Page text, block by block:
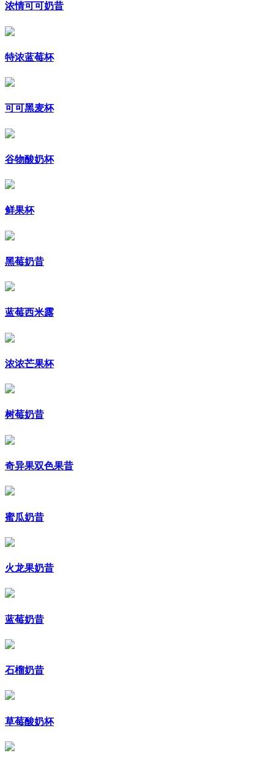
浓情可可奶昔
特浓蓝莓杯
可可黑麦杯
谷物酸奶杯
鲜果杯
黑莓奶昔
蓝莓西米露
浓浓芒果杯
树莓奶昔
奇异果双色果昔
蜜瓜奶昔
火龙果奶昔
蓝莓奶昔
石榴奶昔
草莓酸奶杯